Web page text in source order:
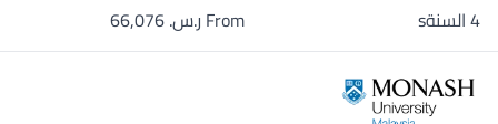
4 السنةs From ر.س.‏ 66,076